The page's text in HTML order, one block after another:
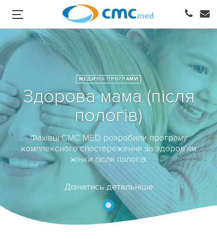
МЕДИЧНІ ПРОГРАМИ
Здорова мама (після
пологів)
Фахівці CMC MED розробили програму
комплексного спостереження за здоров'ям
жінки після пологів.
Дізнатись детальніше